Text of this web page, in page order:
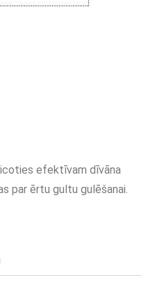
efektīvam dīvāna
par ērtu gultu gulēšanai.